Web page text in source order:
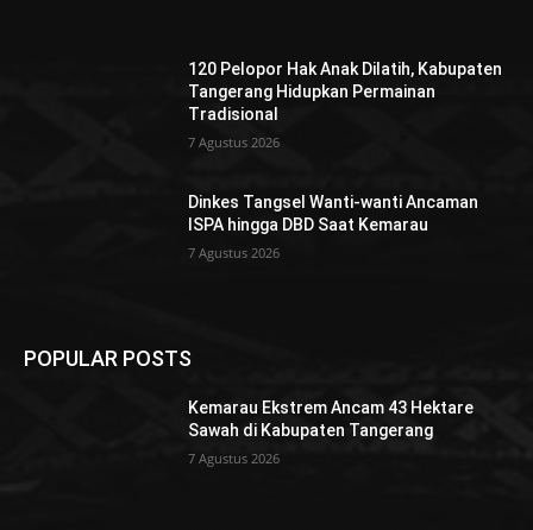
120 Pelopor Hak Anak Dilatih, Kabupaten
Tangerang Hidupkan Permainan
Tradisional
7 Agustus 2026
Dinkes Tangsel Wanti-wanti Ancaman
ISPA hingga DBD Saat Kemarau
7 Agustus 2026
POPULAR POSTS
Kemarau Ekstrem Ancam 43 Hektare
Sawah di Kabupaten Tangerang
7 Agustus 2026